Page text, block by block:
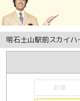
明石土山駅前スカイ
新築